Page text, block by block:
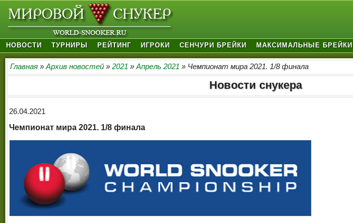
НОВОСТИ ТУРНИРЫ РЕЙТИНГ ИГРОКИ СЕНЧУРИ БРЕЙКИ МАКСИМАЛЬНЫЕ БРЕЙКИ
Главная » Архив новостей » 2021 » Апрель 2021 » Чемпионат мира 2021. 1/8 финала
Новости снукера
26.04.2021
Чемпионат мира 2021. 1/8 финала